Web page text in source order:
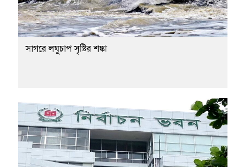
সাগরে লঘুচাপ সৃষ্টির শঙ্কা